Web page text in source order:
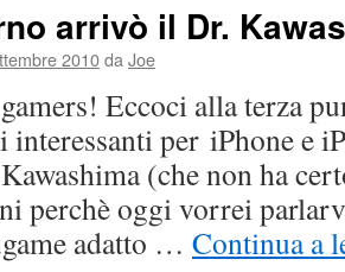
arrivò il Dr.
2010da Joe
Eccoci alla terza
interessanti per iPhone e
(che non ha
perchè oggi vorrei
adatto … Continua a